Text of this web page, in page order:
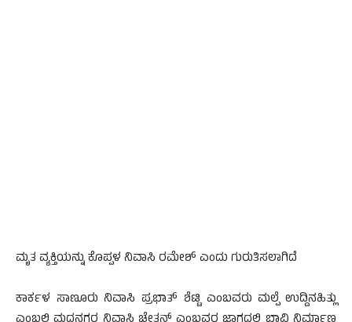
ಮೃತ ವ್ಯಕ್ತಿಯನ್ನು ಕೊಪ್ಪಳ ನಿವಾಸಿ ರಮೇಶ್ ಎಂದು ಗುರುತಿಸಲಾಗಿದೆ
ಕಾರ್ಕಳ ಸಾಣೂರು ನಿವಾಸಿ ಪ್ರಭಾತ್ ಶೆಟ್ಟಿ ಎಂಬವರು ಮಲ್ಪೆ ಉದ್ದಿನಹಿತ್ಲು